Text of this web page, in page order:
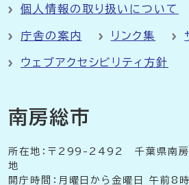
個人情報の取り扱いについて
庁舎の案内 リンク集
ウェブアクセシビリティ方針
南房総市
所在地：〒299-2492 千葉県南房
地
開庁時間：月曜日から金曜日 午前8